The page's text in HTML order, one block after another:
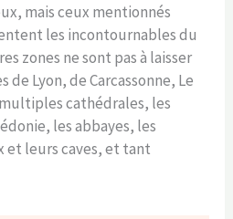
mais ceux mentionnés
les incontournables du
zones ne sont pas à laisser
Lyon, de Carcassonne, Le
cathédrales, les
les abbayes, les
et leurs caves, et tant